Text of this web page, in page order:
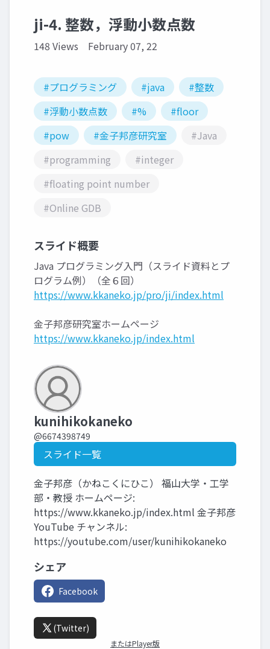
ji-4. 整数，浮動小数点数
148 Views February 07, 22
#プログラミング #java
#整数
#浮動小数点数
#%
#floor
#pow
#金子邦彦研究室
#Java
#programming
#integer
#floating point number
#Online GDB
スライド概要
Java プログラミング入門（スライド資料とプ
ログラム例）（全６回）
https://www.kkaneko.jp/pro/ji/index.html
金子邦彦研究室ホームページ
https://www.kkaneko.jp/index.html
kunihikokaneko
@6674398749
スライド一覧
金子邦彦（かねこくにひこ） 福山大学・工学
部・教授 ホームページ:
https://www.kkaneko.jp/index.html 金子邦彦
YouTube チャンネル:
https://youtube.com/user/kunihikokaneko
シェア
Facebook
(Twitter)
またはPlayer版